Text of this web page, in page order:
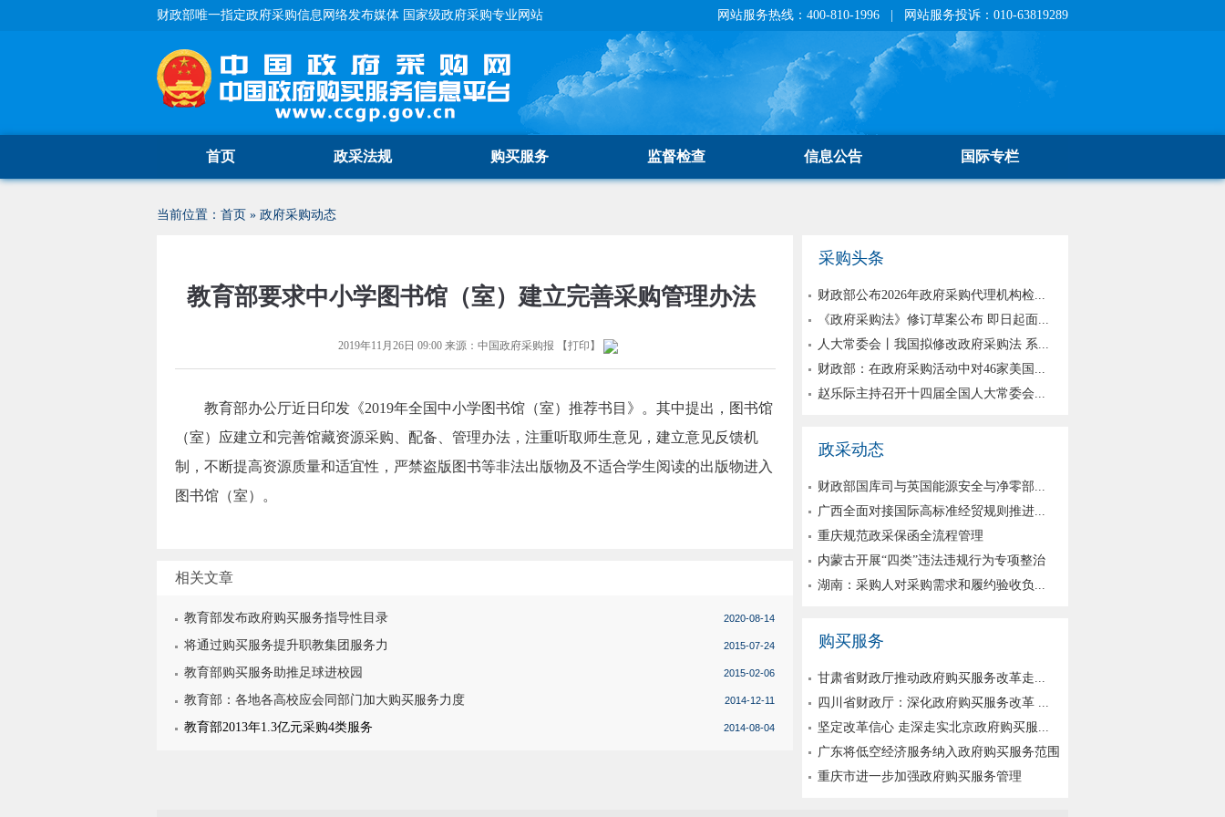
财政部唯一指定政府采购信息网络发布媒体 国家级政府采购专业网站 网站服务热线：400-810-1996 | 网站服务投诉：010-63819289
首页 政采法规 购买服务 监督检查 信息公告 国际专栏
当前位置： 首页 » 政府采购动态
教育部要求中小学图书馆（室）建立完善采购管理办法
2019年11月26日 09:00来源： 中国政府采购报 【打印 】
教育部办公厅近日印发《2019年全国中小学图书馆（室）推荐书目》。其中提出，图书馆
（室）应建立和完善馆藏资源采购、配备、管理办法，注重听取师生意见，建立意见反馈机
制，不断提高资源质量和适宜性，严禁盗版图书等非法出版物及不适合学生阅读的出版物进入
图书馆（室）。
相关文章
教育部发布政府购买服务指导性目录 2020-08-14
将通过购买服务提升职教集团服务力 2015-07-24
教育部购买服务助推足球进校园 2015-02-06
教育部：各地各高校应会同部门加大购买服务力度 2014-12-11
教育部2013年1.3亿元采购4类服务 2014-08-04
采购头条
财政部公布2026年政府采购代理机构检...
《政府采购法》修订草案公布 即日起面...
人大常委会丨我国拟修改政府采购法 系...
财政部：在政府采购活动中对46家美国...
赵乐际主持召开十四届全国人大常委会...
政采动态
财政部国库司与英国能源安全与净零部...
广西全面对接国际高标准经贸规则推进...
重庆规范政采保函全流程管理
内蒙古开展“四类”违法违规行为专项整治
湖南：采购人对采购需求和履约验收负...
购买服务
甘肃省财政厅推动政府购买服务改革走...
四川省财政厅：深化政府购买服务改革 ...
坚定改革信心 走深走实北京政府购买服...
广东将低空经济服务纳入政府购买服务范围
重庆市进一步加强政府购买服务管理